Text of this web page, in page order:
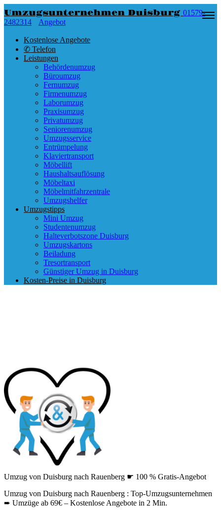
Umzugsunternehmen Duisburg 01579-
2482314
Angebot
Kostenlose Angebote
✆ Telefon
Leistungen
Behördenumzug
Büroumzug
Fernumzug
Firmenumzug
Laborumzug
Praxisumzug
Privatumzug
Seniorenumzug
Umzugsservice
Entrümpelung
Klaviertransport
Möbellift
Haushaltsauflösung
Möbeltaxi
Möbelmitfahrzentrale
Umzugshelfer
Umzugstipps
Mini Umzug
Studentenumzug
Halteverbotszone Duisburg
Umzugskartons
Beiladung
Tresortransport
Günstiger Umzug in Duisburg
Kosten-Preise in Duisburg
Umzug von Duisburg nach Rauenberg ☛ 100 % Gratis-Angebot
Umzug von Duisburg nach Rauenberg : Top-Umzugsunternehmen
➨ Umzüge ab 69€ – Kostenlose Angebote in 2 Min.